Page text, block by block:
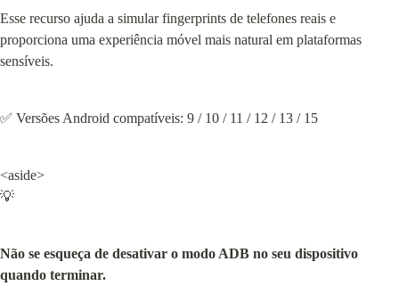
Esse recurso ajuda a simular fingerprints de telefones reais e
proporciona uma experiência móvel mais natural em plataformas
sensíveis.
✅ Versões Android compatíveis: 9 / 10 / 11 / 12 / 13 / 15
<aside>
💡
Não se esqueça de desativar o modo ADB no seu dispositivo
quando terminar.